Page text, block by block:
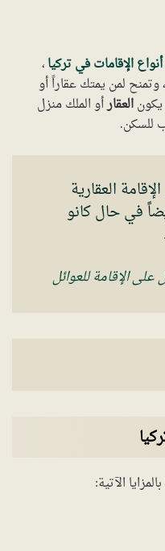
أنواع الإقامات في تركيا،
، وتمنح لمن يمتك عقاراً أو
العقارأو الملك منزل
للسكن.
العقارية
في حال كانو
الإقامة للعوائل
الآتية: